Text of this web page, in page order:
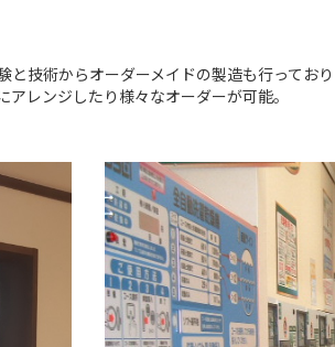
技術からオーダーメイドの製造も行ってお
レンジしたり様々なオーダーが可能。